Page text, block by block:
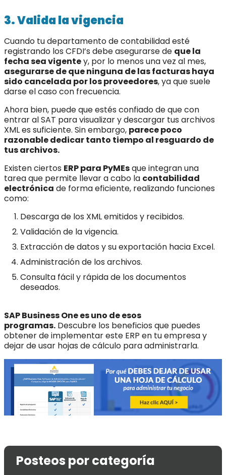
3. Valida la vigencia
Cuando tu departamento de contabilidad esté
registrando los CFDI’s debe asegurarse de que la
fecha sea vigentey, por lo menos una vez al mes,
asegurarse de que ninguna de las facturas haya
sido cancelada por los proveedores, ya que suele
darse el caso con frecuencia.
Ahora bien, puede que estés confiado de que con
entrar al SAT para visualizar y descargar tus archivos
XML es suficiente. Sin embargo, parece poco
razonable dedicar tanto tiempo al resguardo de
tus archivos.
Existen ciertos ERP para PyMEsque integran una
tarea que permite llevar a cabo la contabilidad
electrónica de forma eficiente, realizando funciones
como:
Descarga de los XML emitidos y recibidos.
Validación de la vigencia.
Extracción de datos y su exportación hacia Excel.
Administración de los archivos.
Consulta fácil y rápida de los documentos
deseados.
SAP Business Onees uno de esos
programas. Descubre los beneficios que puedes
obtener de implementar este ERP en tu empresa y
dejar de usar hojas de cálculo para administrarla.
Posteos por categoría